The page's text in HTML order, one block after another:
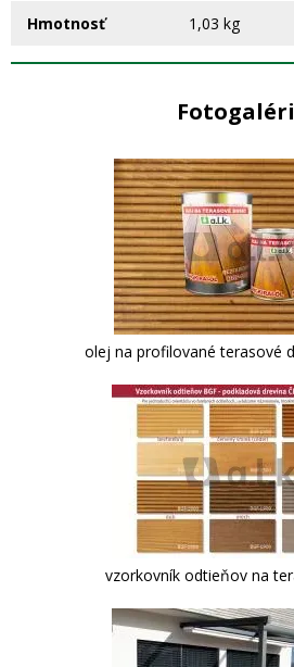
Hmotnosť 1,03 kg
olej na profilované terasové
vzorkovník odtieňov na